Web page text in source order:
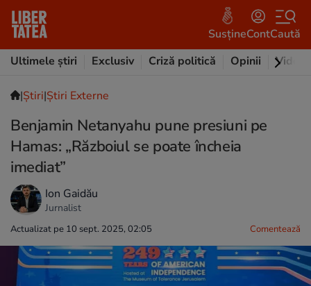
SusțineContCaută
Ultimele știri
Exclusiv Criză politică Opinii Video
|Ştiri|Știri Externe
Benjamin Netanyahu pune presiuni pe
Hamas: „Războiul se poate încheia
imediat”
Ion Gaidău
Jurnalist
Actualizat pe 10 sept. 2025, 02:05 Comentează